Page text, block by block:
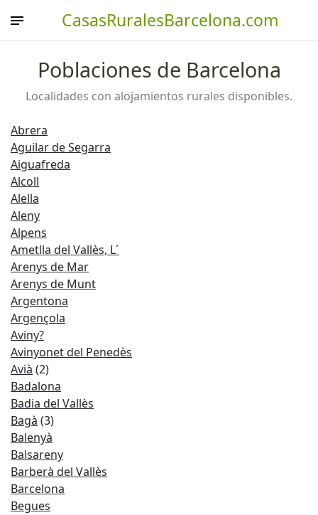
CasasRuralesBarcelona.com
Poblaciones de Barcelona
Localidades con alojamientos rurales disponibles.
Abrera
Aguilar de Segarra
Aiguafreda
Alcoll
Alella
Aleny
Alpens
Ametlla del Vallès, L´
Arenys de Mar
Arenys de Munt
Argentona
Argençola
Aviny?
Avinyonet del Penedès
Avià (2)
Badalona
Badia del Vallès
Bagà (3)
Balenyà
Balsareny
Barberà del Vallès
Barcelona
Begues